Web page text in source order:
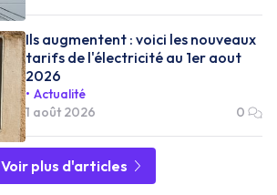
Ils augmentent : voici les nouveaux
tarifs de l'électricité au 1er aout
2026
Actualité
1 août 2026
0
Voir plus d'articles